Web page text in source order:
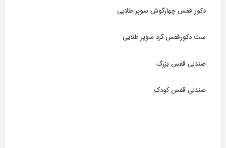
دکور قفس چهارگوش سوپر طلایی
ست دکورقفس گرد سوپر طلایی
صندلی قفس بزرگ
صندلی قفس کودک